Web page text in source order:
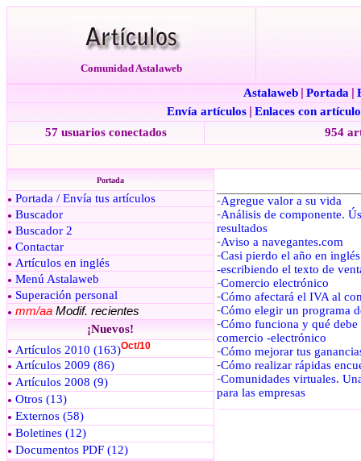
Comunidad Astalaweb
Astalaweb Portada
Envía artículos
Enlaces con
57 usuarios conectados
954
Portada
● Portada / Envía tus artículos
● Buscador
● Buscador 2
● Contactar
● Artículos en inglés
● Menú Astalaweb
● Superación personal
● mm/aa Modif. recientes
¡Nuevos!
● Artículos 2010 (163)Oct/10
● Artículos 2009 (86)
● Artículos 2008 (9)
● Otros (13)
● Externos (58)
● Boletines (12)
● Documentos PDF (12)
-Agregue valor a su vida
-Análisis de componente.
resultados
-Aviso a navegantes.com
-Casi pierdo el año en
-escribiendo el texto de
-Comercio electrónico
-Cómo afectará el IVA al
-Cómo elegir un programa
-Cómo funciona y qué
comercio -electrónico
-Cómo mejorar tus
-Cómo realizar rápidas
-Comunidades virtuales.
para las empresas